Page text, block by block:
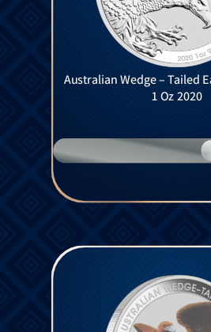
Australian Wedge – Tailed
1 Oz 2020